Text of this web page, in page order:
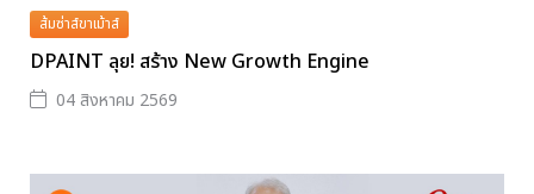
ส้มซ่าส์ขาเม้าส์
DPAINT ลุย! สร้าง New Growth Engine
04 สิงหาคม 2569